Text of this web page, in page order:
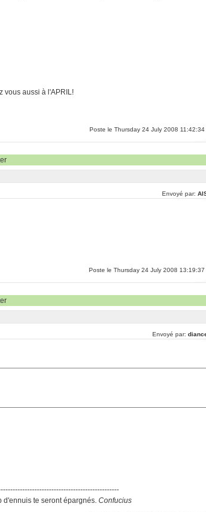
vous aussi à l'APRIL!
Poste le Thursday 24 July 2008 11:42:34
Envoyé par:
Poste le Thursday 24 July 2008 13:19:37
Envoyé par:
d'ennuis te seront épargnés.Confucius